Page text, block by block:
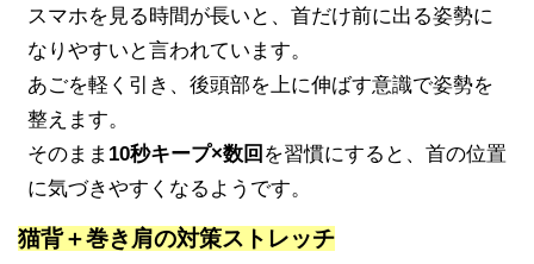
スマホを見る時間が長いと、首だけ前に出る姿勢に
なりやすいと言われています。
あごを軽く引き、後頭部を上に伸ばす意識で姿勢を
整えます。
そのまま 10秒キープ×数回 を習慣にすると、首の位置
に気づきやすくなるようです。
猫背＋巻き肩の対策ストレッチ